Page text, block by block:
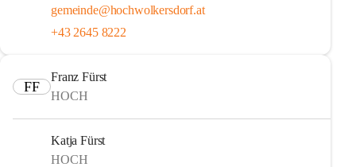
gemeinde@hochwolkersdorf.at
+43 2645 8222
FF
Franz Fürst
HOCH
Katja Fürst
HOCH